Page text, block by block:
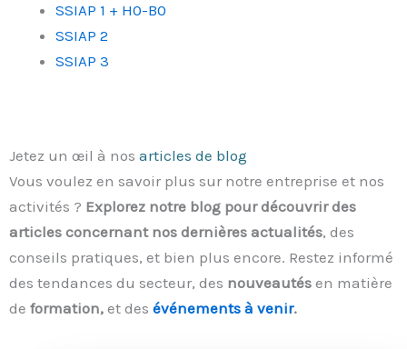
SSIAP 1 + H0-B0
SSIAP 2
SSIAP 3
Jetez un œil à nos articles de blog
Vous voulez en savoir plus sur notre entreprise et nos
activités ? Explorez notre blog pour découvrir des
articles concernant nos dernières actualités, des
conseils pratiques, et bien plus encore. Restez informé
des tendances du secteur, des nouveautés en matière
de formation, et des événements à venir.